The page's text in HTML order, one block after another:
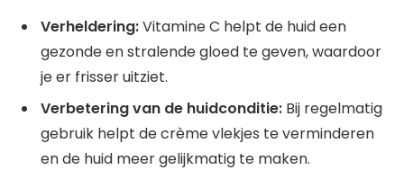
Verheldering:Vitamine C helpt de huid een
gezonde en stralende gloed te geven, waardoor
je er frisser uitziet.
Verbetering van de huidconditie: Bij regelmatig
gebruik helpt de crème vlekjes te verminderen
en de huid meer gelijkmatig te maken.